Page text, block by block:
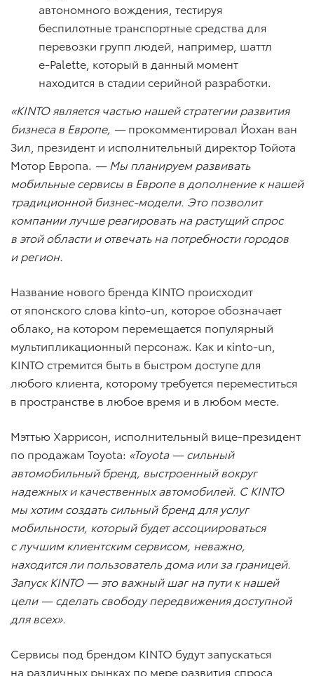
автономного вождения, тестируя
беспилотные транспортные средства для
перевозки групп людей, например, шаттл
e-Palette, который в данный момент
находится в стадии серийной разработки.
«KINTO является частью нашей стратегии развития
бизнеса в Европе, —прокомментировал Йохан ван
Зил, президент и исполнительный директор Тойота
Мотор Европа. — Мы планируем развивать
мобильные сервисы в Европе в дополнение к нашей
традиционной бизнес-модели. Это позволит
компании лучше реагировать на растущий спрос
в этой области и отвечать на потребности городов
и регион.
Название нового бренда KINTO происходит
от японского слова kinto-un, которое обозначает
облако, на котором перемещается популярный
мультипликационный персонаж. Как и кinto-un,
KINTO стремится быть в быстром доступе для
любого клиента, которому требуется переместиться
в пространстве в любое время и в любом месте.
Мэттью Харрисон, исполнительный вице-президент
по продажам Toyota: «Toyota — сильный
автомобильный бренд, выстроенный вокруг
надежных и качественных автомобилей. С KINTO
мы хотим создать сильный бренд для услуг
мобильности, который будет ассоциироваться
с лучшим клиентским сервисом, неважно,
находится ли пользователь дома или за границей.
Запуск KINTO — это важный шаг на пути к нашей
цели — сделать свободу передвижения доступной
для всех».
Сервисы под брендом KINTO будут запускаться
на различных рынках по мере развития спроса